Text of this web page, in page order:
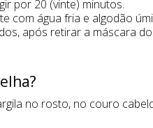
por 20 (vinte) minutos.
com água fria e algodão
após retirar a máscara
no rosto, no couro